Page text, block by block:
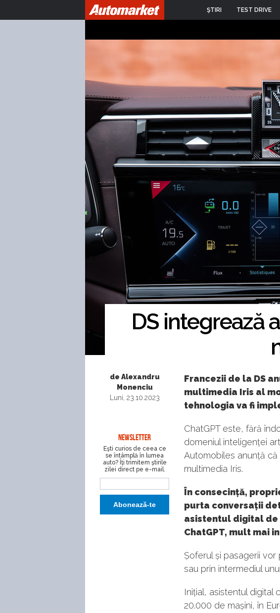
ŞTIRI TEST DRIVE
DS integrează
de Alexandru
Monenciu
Luni, 23.10.2023
NEWSLETTER
Eşti curios de ceea ce
se întâmplă în lumea
auto? Îţi trimitem ştirile
zilei direct pe e-mail.
Francezii de la DS
multimedia Iris al
tehnologia va fi
ChatGPT este, fără
domeniul inteligenței
Automobiles anunță
multimedia Iris.
În consecință,
purta conversații
asistentul digital de
ChatGPT, mult mai
Șoferul și pasagerii vor
sau prin intermediul
Inițial, asistentul digital
20.000 de mașini, în